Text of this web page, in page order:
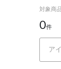
対象商
0件